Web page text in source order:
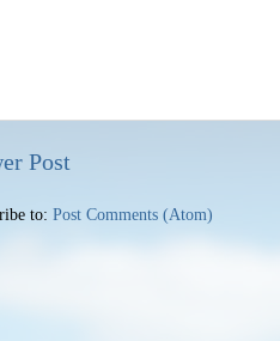
Post
to: Post Comments (Atom)